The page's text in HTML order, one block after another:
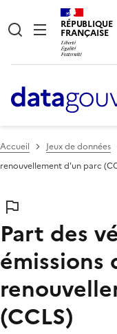
RÉPUBLIQUE
FRANÇAISE
Accueil Jeux de données
renouvellement d'un parc
Part des
émissions
(CCLS)